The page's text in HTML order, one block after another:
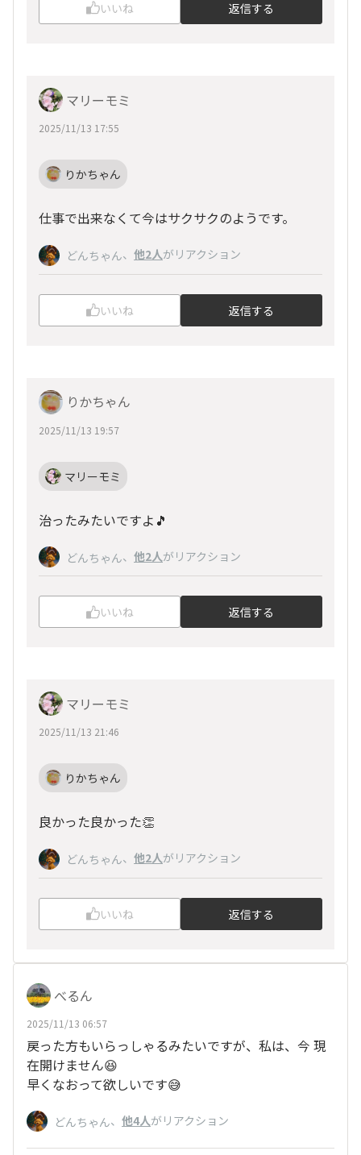
いいね 返信する
マリーモミ
2025/11/13 17:55
りかちゃん
仕事で出来なくて今はサクサクのようです。
どんちゃん、 他2人がリアクション
いいね 返信する
りかちゃん
2025/11/13 19:57
マリーモミ
治ったみたいですよ🎵
どんちゃん、 他2人がリアクション
いいね 返信する
マリーモミ
2025/11/13 21:46
りかちゃん
良かった良かった👏
どんちゃん、 他2人がリアクション
いいね 返信する
べるん
2025/11/13 06:57
戻った方もいらっしゃるみたいですが、私は、今 現
在開けません😆
早くなおって欲しいです😅
どんちゃん、 他4人がリアクション